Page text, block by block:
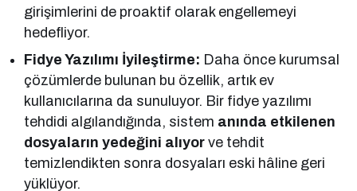
girişimlerini de proaktif olarak engellemeyi
hedefliyor.
Fidye Yazılımı İyileştirme: Daha önce kurumsal
çözümlerde bulunan bu özellik, artık ev
kullanıcılarına da sunuluyor. Bir fidye yazılımı
tehdidi algılandığında, sistem anında etkilenen
dosyaların yedeğini alıyor ve tehdit
temizlendikten sonra dosyaları eski hâline geri
yüklüyor.